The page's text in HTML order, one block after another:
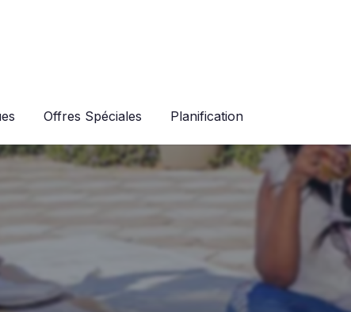
Offres Spéciales Planification